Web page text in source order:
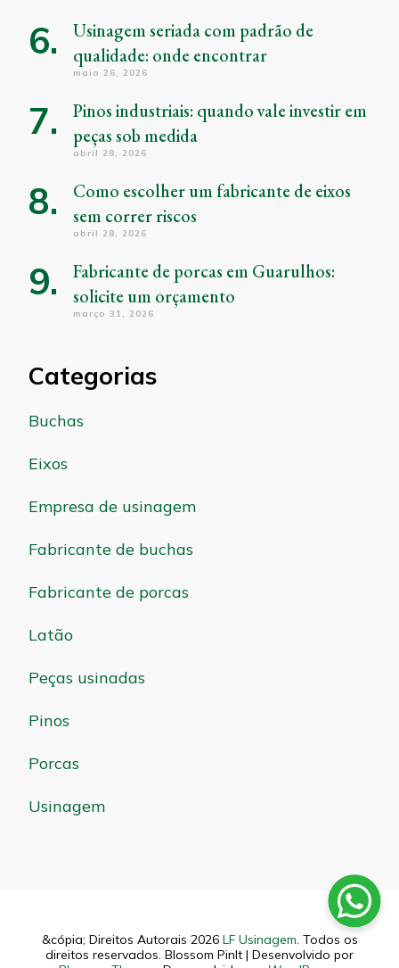
Usinagem seriada com padrão de
qualidade: onde encontrar
maio 26, 2026
Pinos industriais: quando vale investir em
peças sob medida
abril 28, 2026
Como escolher um fabricante de eixos
sem correr riscos
abril 28, 2026
Fabricante de porcas em Guarulhos:
solicite um orçamento
março 31, 2026
Categorias
Buchas
Eixos
Empresa de usinagem
Fabricante de buchas
Fabricante de porcas
Latão
Peças usinadas
Pinos
Porcas
Usinagem
&cópia; Direitos Autorais 2026 LF Usinagem. Todos os
direitos reservados. Blossom PinIt | Desenvolvido por